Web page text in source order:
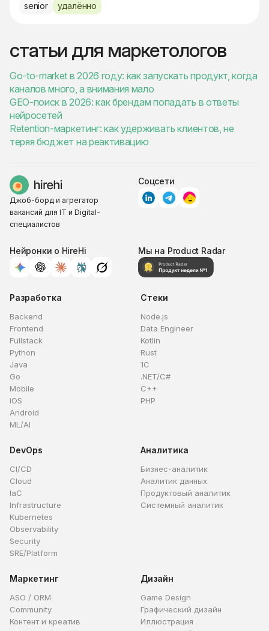
senior удалённо
статьи для маркетологов
Go-to-market в 2026 году: как запускать продукт, когда
каналов много, а внимания мало
GEO-поиск в 2026: как брендам попадать в ответы
нейросетей
Retention-маркетинг: как удерживать клиентов, не
теряя бюджет на реактивацию
Джоб-борд и агрегатор
вакансий для IT и Digital-
специалистов
Соцсети
Нейронки о HireHi Мы на Product Radar
Разработка
Backend
Frontend
Fullstack
Python
Java
Go
Mobile
iOS
Android
ML/AI
Стеки
Node.js
Data Engineer
Kotlin
Rust
1C
.NET/C#
C++
PHP
DevOps
CI/CD
Cloud
IaC
Infrastructure
Kubernetes
Observability
Security
SRE/Platform
Аналитика
Бизнес-аналитик
Аналитик данных
Продуктовый аналитик
Системный аналитик
Маркетинг
ASO / ORM
Community
Контент и креатив
Дизайн
Game Design
Графический дизайн
Иллюстрация